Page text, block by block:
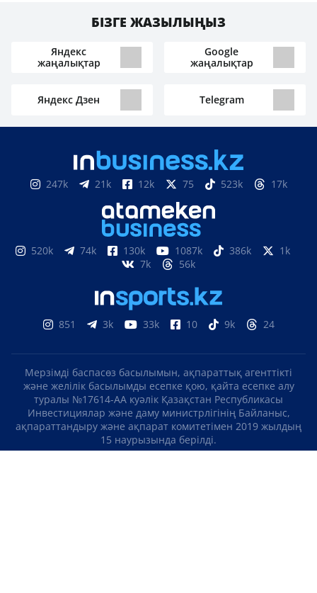
БІЗГЕ ЖАЗЫЛЫҢЫЗ
Яндекс
жаңалықтар
Google
жаңалықтар
Яндекс Дзен Telegram
247k 21k 12k 75 523k 17k
520k 74k 130k 1087k 386k
1k
7k
56k
851 3k 33k 10 9k 24
Мерзімді баспасөз басылымын, ақпараттық агенттікті
және желілік басылымды есепке қою, қайта есепке алу
туралы №17614-АА куәлік Қазақстан Республикасы
Инвестициялар және даму министрлігінің Байланыс,
ақпараттандыру және ақпарат комитетімен 2019 жылдың
15 наурызында берілді.